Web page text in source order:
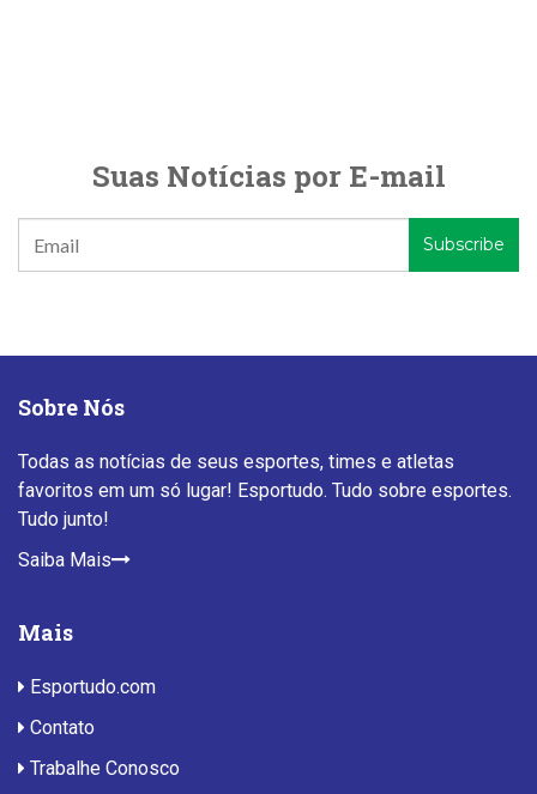
Suas Notícias por E-mail
Sobre Nós
Todas as notícias de seus esportes, times e atletas
favoritos em um só lugar! Esportudo. Tudo sobre esportes.
Tudo junto!
Saiba Mais
Mais
Esportudo.com
Contato
Trabalhe Conosco